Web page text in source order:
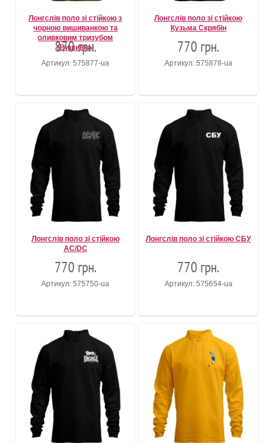
Лонгслів поло зі стійкою з
чорною вишиванкою та
оливковим тризубом
(Вишивка)
870 грн.
Артикул: 575877-ua
Лонгслів поло зі стійкою
Кузьма Скрябін
770 грн.
Артикул: 575878-ua
Лонгслів поло зі стійкою
AC/DC
770 грн.
Артикул: 575750-ua
Лонгслів поло зі стійкою СБУ
770 грн.
Артикул: 575654-ua